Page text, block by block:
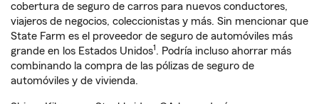
cobertura de seguro de carros para nuevos conductores,
viajeros de negocios, coleccionistas y más. Sin mencionar que
State Farm es el proveedor de seguro de automóviles más
grande en los Estados Unidos1 . Podría incluso ahorrar más
combinando la compra de las pólizas de seguro de
automóviles y de vivienda.